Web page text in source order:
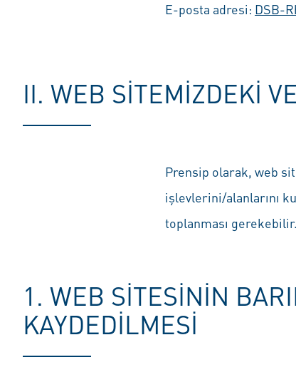
E-posta adresi: DSB-
II. WEB SITEMIZDEKI
Prensip olarak, web
işlevlerini/alanlarını
toplanması
1. WEB SITESININ
KAYDEDILMESI